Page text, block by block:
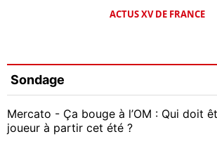
ACTUS XV DE FRANCE
Sondage
Mercato - Ça bouge à l’OM : Qui doit
joueur à partir cet été ?